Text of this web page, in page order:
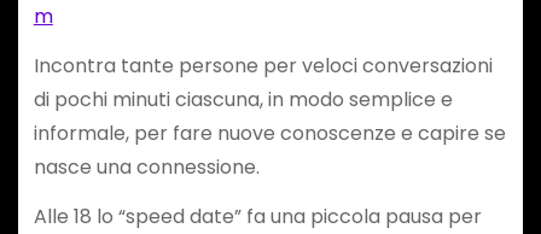
m
Incontra tante persone per veloci conversazioni
di pochi minuti ciascuna, in modo semplice e
informale, per fare nuove conoscenze e capire se
nasce una connessione.
Alle 18 lo “speed date” fa una piccola pausa per